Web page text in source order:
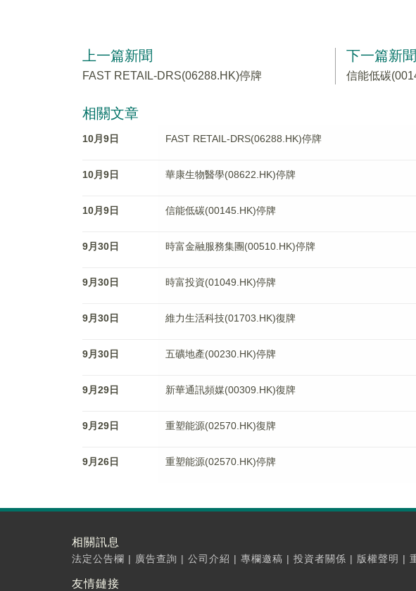
上一篇新聞
FAST RETAIL-DRS(06288.HK)停牌
下一篇新聞
信能低碳
相關文章
10月9日 FAST RETAIL-DRS(06288.HK)停牌
10月9日 華康生物醫學(08622.HK)停牌
10月9日 信能低碳(00145.HK)停牌
9月30日 時富金融服務集團(00510.HK)停牌
9月30日 時富投資(01049.HK)停牌
9月30日 維力生活科技(01703.HK)復牌
9月30日 五礦地產(00230.HK)停牌
9月29日 新華通訊頻媒(00309.HK)復牌
9月29日 重塑能源(02570.HK)復牌
9月26日 重塑能源(02570.HK)停牌
相關訊息
法定公告欄 | 廣告查詢 | 公司介紹 | 專欄邀稿 | 投資者關係 | 版權聲明 |
友情鏈接